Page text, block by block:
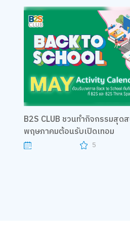
B2S CLUB ชวนทำกิจกรรมสุด
พฤษภาคมต้อนรับเปิดเทอม
5